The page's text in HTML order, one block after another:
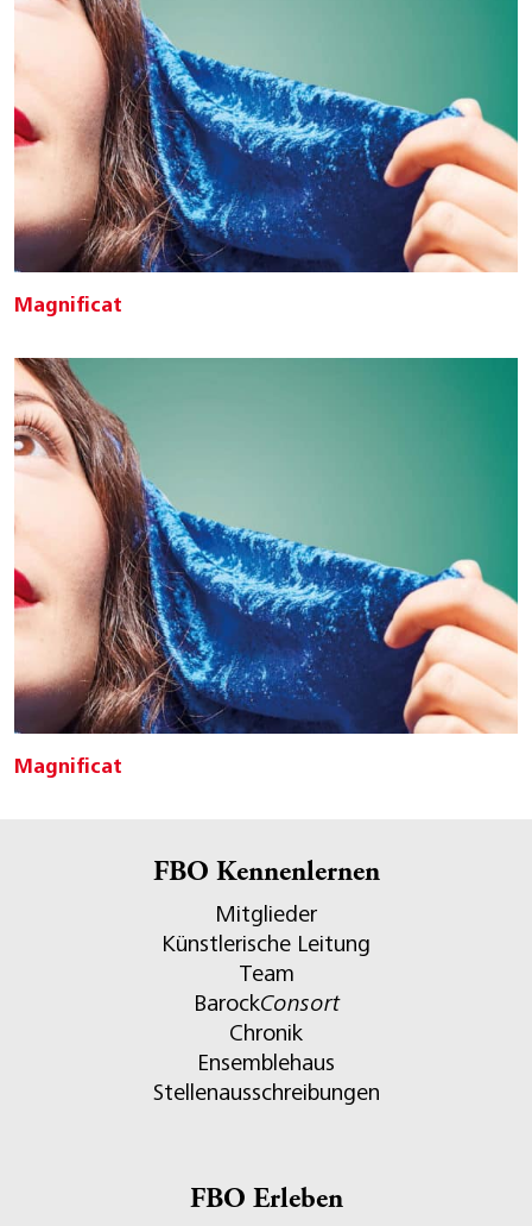
Magnificat
Magnificat
FBO Kennenlernen
Mitglieder
Künstlerische Leitung
Team
BarockConsort
Chronik
Ensemblehaus
Stellenausschreibungen
FBO Erleben